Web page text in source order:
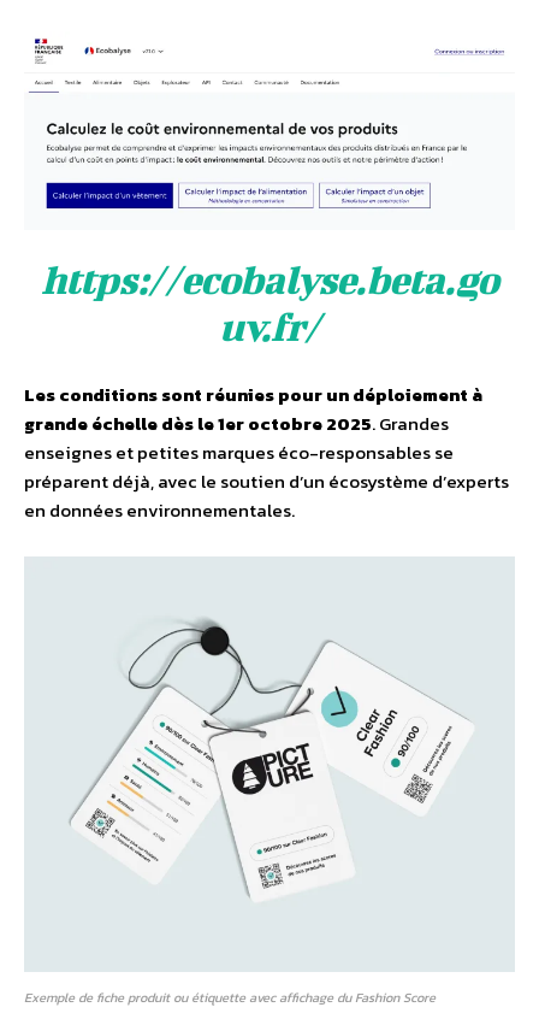
https://ecobalyse.beta.go
uv.fr/
Les conditions sont réunies pour un déploiement à
grande échelle dès le 1er octobre 2025. Grandes
enseignes et petites marques éco-responsables se
préparent déjà, avec le soutien d’un écosystème d’experts
en données environnementales.
Exemple de fiche produit ou étiquette avec affichage du Fashion Score